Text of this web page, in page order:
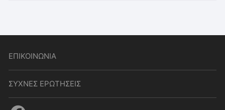
ΕΠΙΚΟΙΝΩΝΙΑ
ΣΥΧΝΕΣ ΕΡΩΤΗΣΕΙΣ